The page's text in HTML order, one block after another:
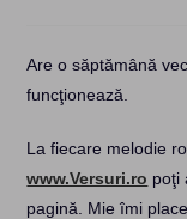
Are o săptămână
funcţionează.
La fiecare melodie
www.Versuri.ro poţi
pagină. Mie îmi